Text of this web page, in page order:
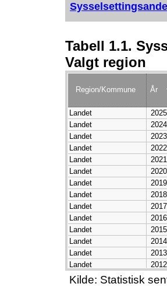
Sysselsettingsandel
Tabell 1.1.
Valgt region
Region/Kommune År
Landet
2025
Landet
2024
Landet
2023
Landet
2022
Landet
2021
Landet
2020
Landet
2019
Landet
2018
Landet
2017
Landet
2016
Landet
2015
Landet
2014
Landet
2013
Landet
2012
Landet
2011
Kilde: Statistisk